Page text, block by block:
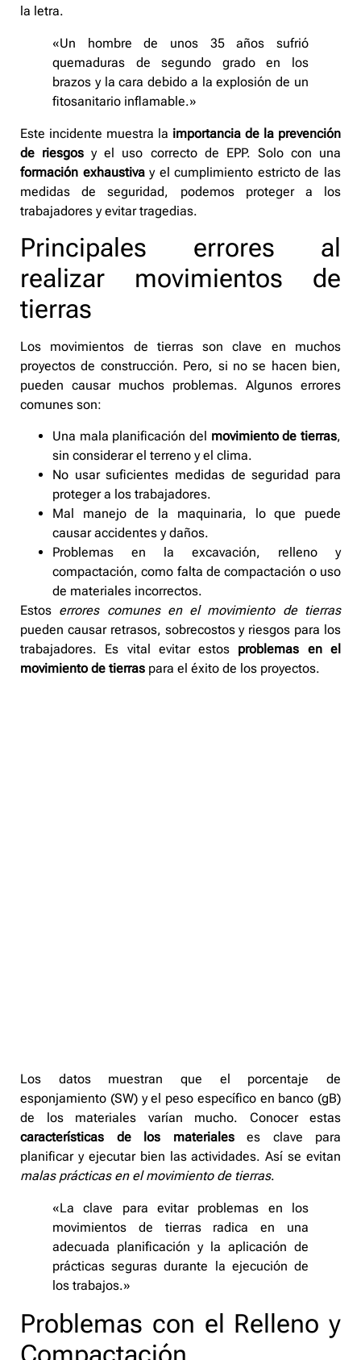
la letra.
«Un hombre de unos 35 años sufrió
quemaduras de segundo grado en los
brazos y la cara debido a la explosión de un
fitosanitario inflamable.»
Este incidente muestra la importancia de la prevención
de riesgos y el uso correcto de EPP. Solo con una
formación exhaustivay el cumplimiento estricto de las
medidas de seguridad, podemos proteger a los
trabajadores y evitar tragedias.
Principales errores al
realizar movimientos de
tierras
Los movimientos de tierras son clave en muchos
proyectos de construcción. Pero, si no se hacen bien,
pueden causar muchos problemas. Algunos errores
comunes son:
Una mala planificación del movimiento de tierras,
sin considerar el terreno y el clima.
No usar suficientes medidas de seguridad para
proteger a los trabajadores.
Mal manejo de la maquinaria, lo que puede
causar accidentes y daños.
Problemas en la excavación, relleno y
compactación, como falta de compactación o uso
de materiales incorrectos.
Estos errores comunes en el movimiento de tierras
pueden causar retrasos, sobrecostos y riesgos para los
trabajadores. Es vital evitar estos problemas en el
movimiento de tierras para el éxito de los proyectos.
Los datos muestran que el porcentaje de
esponjamiento (SW) y el peso específico en banco (gB)
de los materiales varían mucho. Conocer estas
características de los materialeses clave para
planificar y ejecutar bien las actividades. Así se evitan
malas prácticas en el movimiento de tierras.
«La clave para evitar problemas en los
movimientos de tierras radica en una
adecuada planificación y la aplicación de
prácticas seguras durante la ejecución de
los trabajos.»
Problemas con el Relleno y